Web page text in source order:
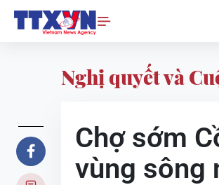
Nghị quyết và
Chợ sớm
vùng sông